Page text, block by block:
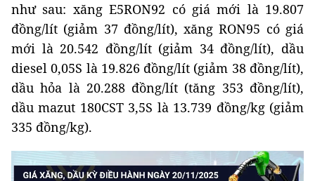
như sau: xăng E5RON92 có giá mới là 19.807
đồng/lít (giảm 37 đồng/lít), xăng RON95 có giá
mới là 20.542 đồng/lít (giảm 34 đồng/lít), dầu
diesel 0,05S là 19.826 đồng/lít (giảm 38 đồng/lít),
dầu hỏa là 20.288 đồng/lít (tăng 353 đồng/lít),
dầu mazut 180CST 3,5S là 13.739 đồng/kg (giảm
335 đồng/kg).